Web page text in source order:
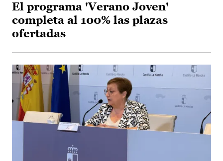
El programa 'Verano Joven'
completa al 100% las plazas
ofertadas